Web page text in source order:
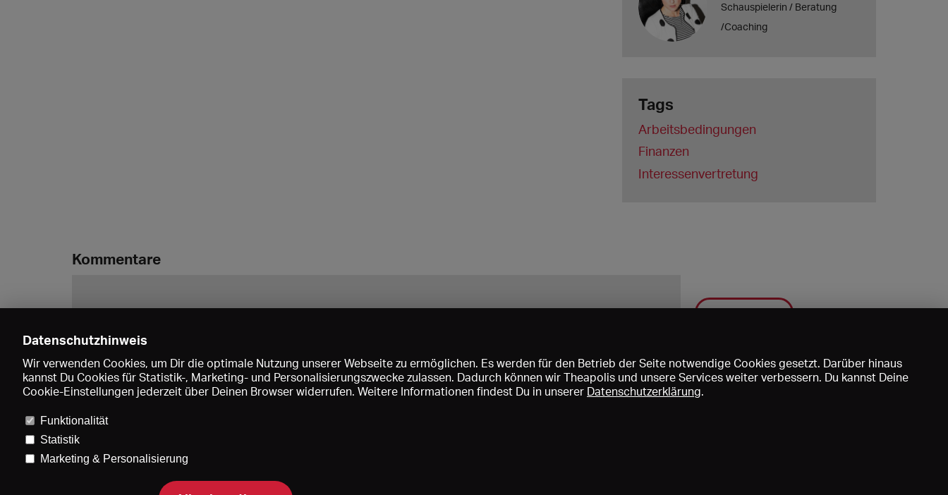
Schauspielerin / Beratung
/Coaching
Tags
Arbeitsbedingungen
Finanzen
Interessenvertretung
Kommentare
Speichern
Datenschutzhinweis
Wir verwenden Cookies, um Dir die optimale Nutzung unserer Webseite zu ermöglichen. Es werden für den Betrieb der Seite notwendige Cookies gesetzt. Darüber hinaus
kannst Du Cookies für Statistik-, Marketing- und Personalisierungszwecke zulassen. Dadurch können wir Theapolis und unsere Services weiter verbessern. Du kannst Deine
Cookie-Einstellungen jederzeit über Deinen Browser widerrufen. Weitere Informationen findest Du in unserer Datenschutzerklärung.
Funktionalität
Statistik
Marketing & Personalisierung